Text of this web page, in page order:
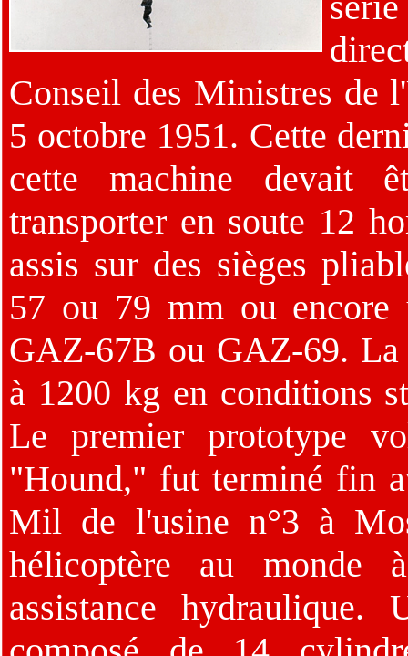
Conseil des Ministres de
5 octobre 1951. Cette
cette machine devait
transporter en soute 12
assis sur des sièges
57 ou 79 mm ou encore
GAZ-67B ou GAZ-69. La
à 1200 kg en conditions
Le premier prototype
"Hound," fut terminé fin
Mil de l'usine n°3 à
hélicoptère au monde
assistance